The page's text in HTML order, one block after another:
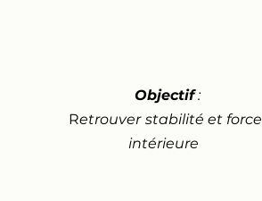
Objectif:
Retrouver stabilité et force
intérieure